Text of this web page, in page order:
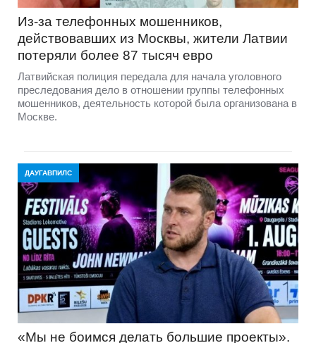
Из-за телефонных мошенников,
действовавших из Москвы, жители Латвии
потеряли более 87 тысяч евро
Латвийская полиция передала для начала уголовного
преследования дело в отношении группы телефонных
мошенников, деятельность которой была организована в
Москве.
ДАУГАВПИЛС
«Мы не боимся делать большие проекты».